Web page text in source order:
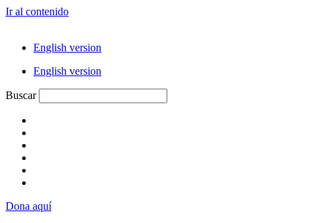
Ir al contenido
English version
English version
Buscar
Dona aquí